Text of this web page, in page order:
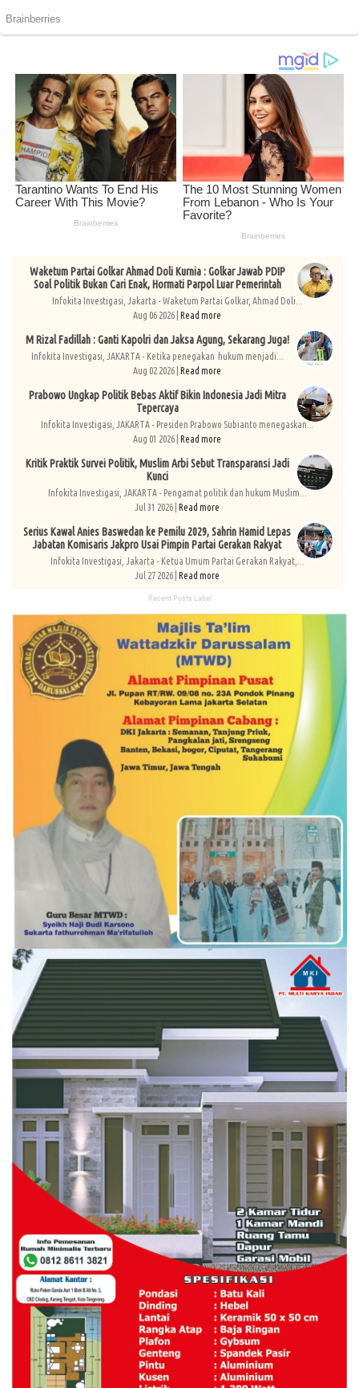
Waketum Partai Golkar Ahmad Doli Kurnia : Golkar Jawab PDIP
Soal Politik Bukan Cari Enak, Hormati Parpol Luar Pemerintah
Infokita Investigasi, Jakarta - Waketum Partai Golkar, Ahmad Doli...
Aug 06 2026 | Read more
M Rizal Fadillah : Ganti Kapolri dan Jaksa Agung, Sekarang Juga!
Infokita Investigasi, JAKARTA - Ketika penegakan hukum menjadi...
Aug 02 2026 | Read more
Prabowo Ungkap Politik Bebas Aktif Bikin Indonesia Jadi Mitra
Tepercaya
Infokita Investigasi, JAKARTA - Presiden Prabowo Subianto menegaskan...
Aug 01 2026 | Read more
Kritik Praktik Survei Politik, Muslim Arbi Sebut Transparansi Jadi
Kunci
Infokita Investigasi, JAKARTA - Pengamat politik dan hukum Muslim...
Jul 31 2026 | Read more
Serius Kawal Anies Baswedan ke Pemilu 2029, Sahrin Hamid Lepas
Jabatan Komisaris Jakpro Usai Pimpin Partai Gerakan Rakyat
Infokita Investigasi, Jakarta - Ketua Umum Partai Gerakan Rakyat,...
Jul 27 2026 | Read more
Recent Posts Label